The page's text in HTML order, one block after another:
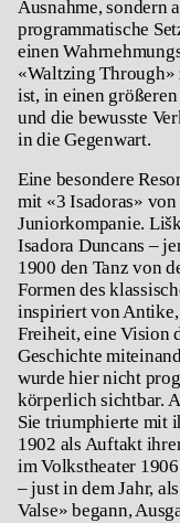
Ausnahme, sondern
programmatische
einen
«Waltzing Through»
ist, in einen
und die bewusste
in die Gegenwart.
Eine besondere
mit «3 Isadoras» von
Juniorkompanie.
Isadora Duncans –
1900 den Tanz von
Formen des
inspiriert von
Freiheit, eine Vision
Geschichte
wurde hier nicht
körperlich sichtbar.
Sie triumphierte mit
1902 als Auftakt
im Volkstheater
– just in dem Jahr,
Valse» begann,